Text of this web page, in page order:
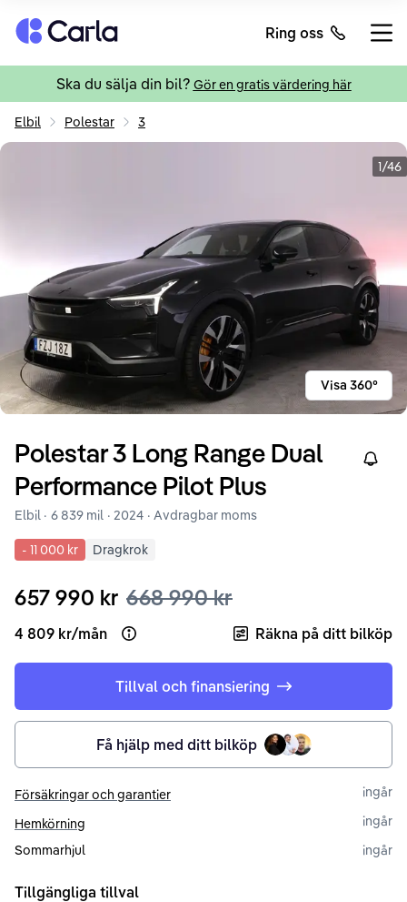
Tillbaka till startsidan Ring oss
Ska du sälja din bil? Gör en gratis värdering här
Elbil Polestar 3
1/46
Visa 360°
Polestar3 Long Range Dual
Performance Pilot Plus
Right
Elbil · 6 839 mil · 2024 · Avdragbar moms
- 11 000 kr Dragkrok
657 990 kr 668 990 kr
4 809 kr/mån Open loan example Räkna på ditt bilköp
Tillval och finansiering
Få hjälp med ditt bilköp
Försäkringar och garantier
ingår
Hemkörning
ingår
Sommarhjul
ingår
Tillgängliga tillval